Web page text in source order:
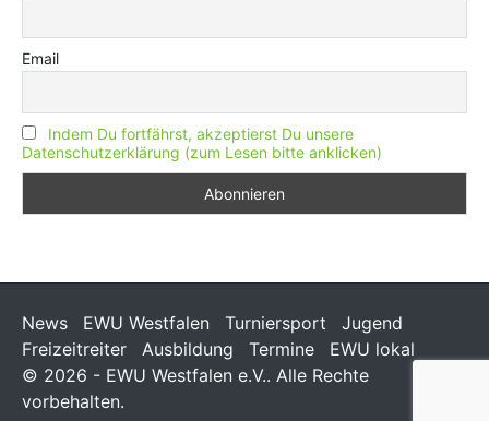
Email
Indem Du fortfährst, akzeptierst Du unsere
Datenschutzerklärung (zum Lesen bitte anklicken)
News EWU Westfalen Turniersport
Jugend
Freizeitreiter
Ausbildung Termine
EWU lokal
© 2026 - EWU Westfalen e.V.. Alle Rechte
vorbehalten.